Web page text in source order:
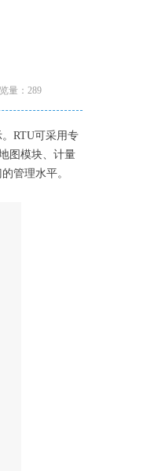
RTU可采用专
图模块、计量
管理水平。
量： 289